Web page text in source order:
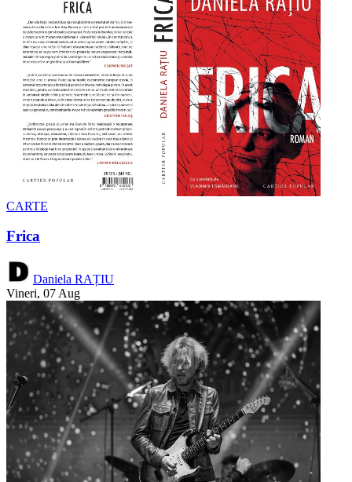
CARTE
Frica
Daniela RAȚIU
Vineri, 07 Aug